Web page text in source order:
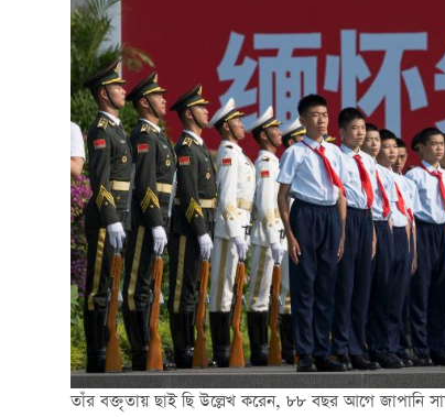
তাঁর বক্তৃতায় ছাই ছি উল্লেখ করেন, ৮৮ বছর আগে জাপানি